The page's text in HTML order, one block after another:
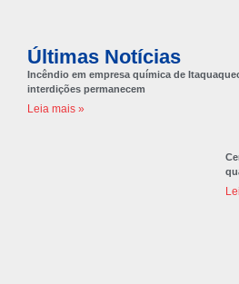
Últimas Notícias
Incêndio em empresa química de
interdições permanecem
Leia mais »